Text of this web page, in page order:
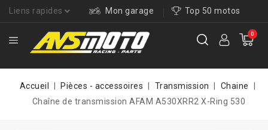
Liens rapides Mon garage Top 50 motos
0
Accueil Pièces - accessoires Transmission
Chaine
Chaîne de transmission AFAM A530XRR2 X-Ring 530